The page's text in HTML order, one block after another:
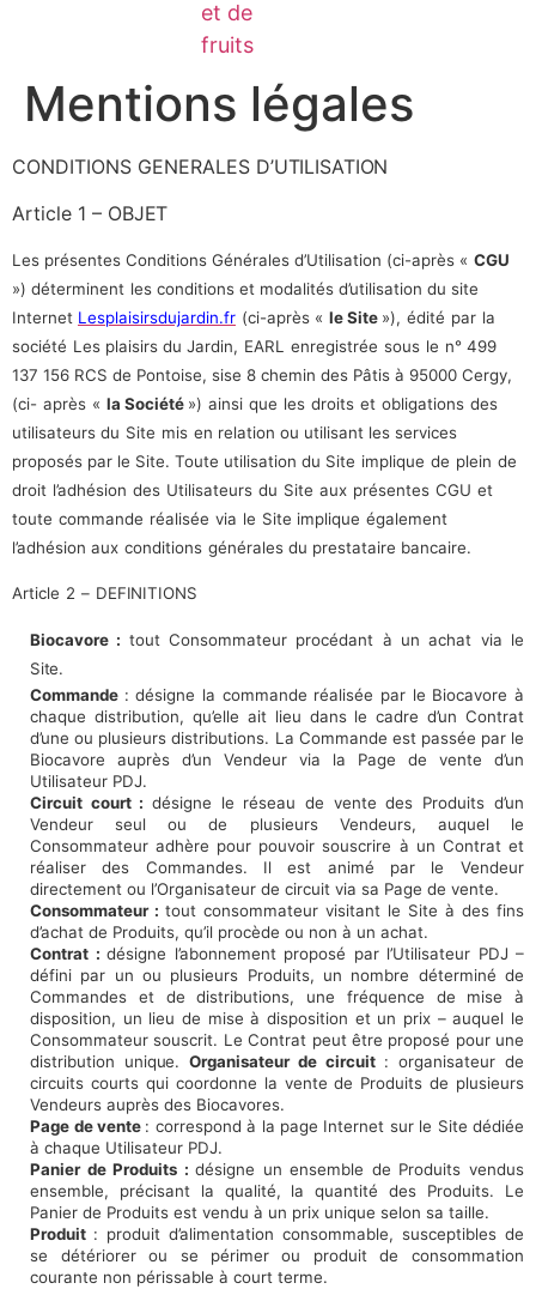
et de
fruits
Mentions légales
CONDITIONS GENERALES D’UTILISATION
Article 1 – OBJET
Les présentes Conditions Générales d’Utilisation (ci-après « CGU
») déterminent les conditions et modalités d’utilisation du site
Internet Lesplaisirsdujardin.fr (ci-après « le Site »), édité par la
société Les plaisirs du Jardin, EARL enregistrée sous le n° 499
137 156 RCS de Pontoise, sise 8 chemin des Pâtis à 95000 Cergy,
(ci- après « la Société ») ainsi que les droits et obligations des
utilisateurs du Site mis en relation ou utilisant les services
proposés par le Site. Toute utilisation du Site implique de plein de
droit l’adhésion des Utilisateurs du Site aux présentes CGU et
toute commande réalisée via le Site implique également
l’adhésion aux conditions générales du prestataire bancaire.
Article 2 – DEFINITIONS
Biocavore : tout Consommateur procédant à un achat via le
Site.
Commande : désigne la commande réalisée par le Biocavore à
chaque distribution, qu’elle ait lieu dans le cadre d’un Contrat
d’une ou plusieurs distributions. La Commande est passée par le
Biocavore auprès d’un Vendeur via la Page de vente d’un
Utilisateur PDJ.
Circuit court :désigne le réseau de vente des Produits d’un
Vendeur seul ou de plusieurs Vendeurs, auquel le
Consommateur adhère pour pouvoir souscrire à un Contrat et
réaliser des Commandes. Il est animé par le Vendeur
directement ou l’Organisateur de circuit via sa Page de vente.
Consommateur :tout consommateur visitant le Site à des fins
d’achat de Produits, qu’il procède ou non à un achat.
Contrat :désigne l’abonnement proposé par l’Utilisateur PDJ –
défini par un ou plusieurs Produits, un nombre déterminé de
Commandes et de distributions, une fréquence de mise à
disposition, un lieu de mise à disposition et un prix – auquel le
Consommateur souscrit. Le Contrat peut être proposé pour une
distribution unique.Organisateur de circuit : organisateur de
circuits courts qui coordonne la vente de Produits de plusieurs
Vendeurs auprès des Biocavores.
Page de vente : correspond à la page Internet sur le Site dédiée
à chaque Utilisateur PDJ.
Panier de Produits :désigne un ensemble de Produits vendus
ensemble, précisant la qualité, la quantité des Produits. Le
Panier de Produits est vendu à un prix unique selon sa taille.
Produit : produit d’alimentation consommable, susceptibles de
se détériorer ou se périmer ou produit de consommation
courante non périssable à court terme.